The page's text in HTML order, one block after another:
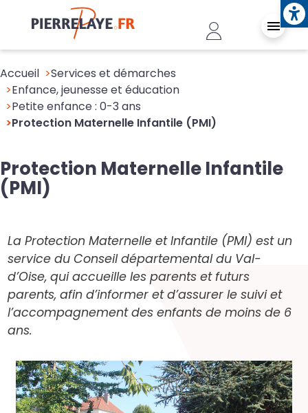
Aller au contenu principal
Header -
Accueil
Services et démarches
Enfance, jeunesse et éducation
Petite enfance : 0-3 ans
Protection Maternelle Infantile (PMI)
Protection Maternelle Infantile
(PMI)
La Protection Maternelle et Infantile (PMI) est un
service du Conseil départemental du Val-
d’Oise, qui accueille les parents et futurs
parents, afin d’informer et d’assurer le suivi et
l’accompagnement des enfants de moins de 6
ans.